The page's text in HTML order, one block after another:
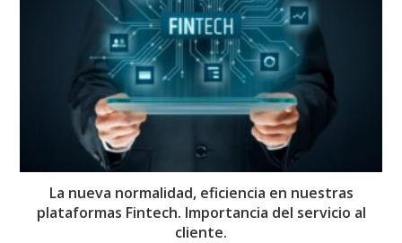
La nueva normalidad, eficiencia en nuestras
plataformas Fintech. Importancia del servicio al
cliente.